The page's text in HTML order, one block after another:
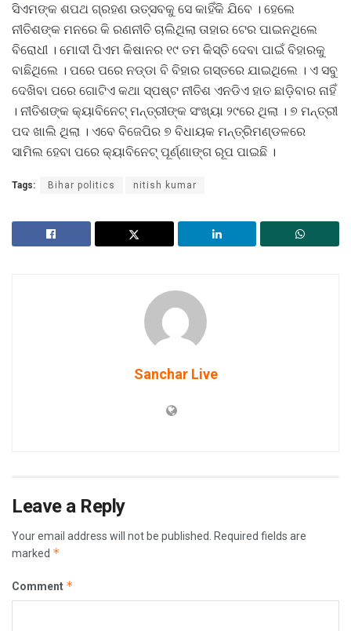
ସିଏମଙ୍କ ଶପଥ ଗ୍ରହଣ ଉତ୍ସବକୁ ସେ କାହିଁକି ଯିବେ । ହେଲେ
ନୀତିଶଙ୍କ ମନରେ କି ରଣନୀତି ଚାଲିଥିଲା ତାହାର ଟେର ପାଇନଥିଲେ
ବିରୋଧୀ । ମୋଦୀ ପିଏମ କିଷାନର ୧୯ ତମ କିସ୍ତି ଦେବା ପାଇଁ ବିହାରକୁ
ବାଛିଥିଲେ । ପରେ ପରେ ନଡ୍ଡା ବି ବିହାର ଗସ୍ତରେ ଯାଇଥିଲେ । ଏ ସବୁ
ଦେଖିବା ପରେ ଗୋଟିଏ କଥା ସ୍ପଷ୍ଟ ନୀତିଶ ଏନଡିଏ ହାତ ଛାଡ଼ିବାର ନାହିଁ
। ନୀତିଶଙ୍କ କ୍ୟାବିନେଟ୍‌ ମନ୍ତ୍ରୀଙ୍କ ସଂଖ୍ୟା ୨୯ରେ ଥିଲା । ୭ ମନ୍ତ୍ରୀ
ପଦ ଖାଲି ଥିଲା । ଏବେ ବିଜେପିର ୭ ବିଧାୟକ ମନ୍ତ୍ରିମଣ୍ଡଳରେ
ସାମିଲ ହେବା ପରେ କ୍ୟାବିନେଟ୍‌ ପୂର୍ଣ୍ଣାଙ୍ଗ ରୂପ ପାଇଛି ।
Tags: Bihar politics nitish kumar
Sanchar Live
Leave a Reply
Your email address will not be published. Required fields are
marked *
Comment *